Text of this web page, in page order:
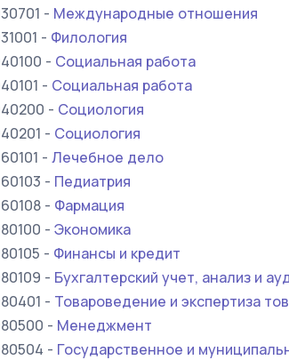
- Международные отношения
- Филология
- Социальная работа
- Социальная работа
- Социология
- Социология
- Лечебное дело
- Педиатрия
- Фармация
- Экономика
- Финансы и кредит
- Бухгалтерский учет, анализ и
- Товароведение и экспертиза
- Менеджмент
- Государственное и